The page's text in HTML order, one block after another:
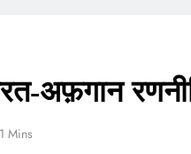
1 Mins